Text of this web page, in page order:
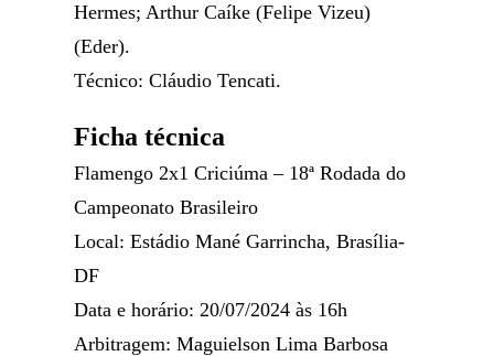
Hermes; Arthur Caíke (Felipe Vizeu)
(Eder).
Técnico: Cláudio Tencati.
Ficha técnica
Flamengo 2x1 Criciúma – 18ª Rodada do
Campeonato Brasileiro
Local: Estádio Mané Garrincha, Brasília-
DF
Data e horário: 20/07/2024 às 16h
Arbitragem: Maguielson Lima Barbosa